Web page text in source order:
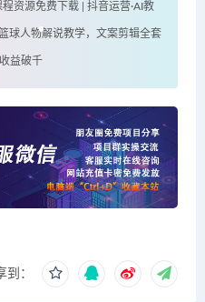
资源免费下载 | 抖音运营·AI教
球人物解说教学，文案剪辑全套
益破千
到：